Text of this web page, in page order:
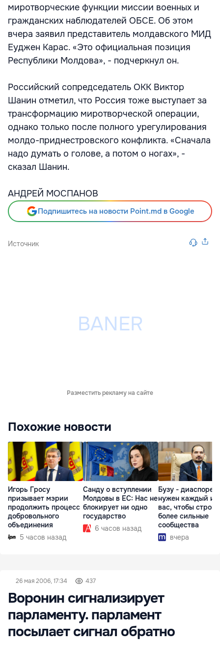
миротворческие функции миссии военных и
гражданских наблюдателей ОБСЕ. Об этом
вчера заявил представитель молдавского МИД
Еуджен Карас. «Это официальная позиция
Республики Молдова», - подчеркнул он.
Российский сопредседатель ОКК Виктор
Шанин отметил, что Россия тоже выступает за
трансформацию миротворческой операции,
однако только после полного урегулирования
молдо-приднестровского конфликта. «Сначала
надо думать о голове, а потом о ногах», -
сказал Шанин.
АНДРЕЙ МОСПАНОВ
Подпишитесь на новости Point.md в Google
Источник
Разместить рекламу на сайте
Похожие новости
Игорь Гросу
призывает мэрии
продолжить процесс
добровольного
объединения
5 часов назад
Санду о вступлении
Молдовы в ЕС: Нас не
блокирует ни одно
государство
6 часов назад
Бузу - диаспоре:
нужен каждый из
вас, чтобы
более сильные
сообщества
вчера
26 мая 2006, 17:34 437
Воронин сигнализирует
парламенту. парламент
посылает сигнал обратно